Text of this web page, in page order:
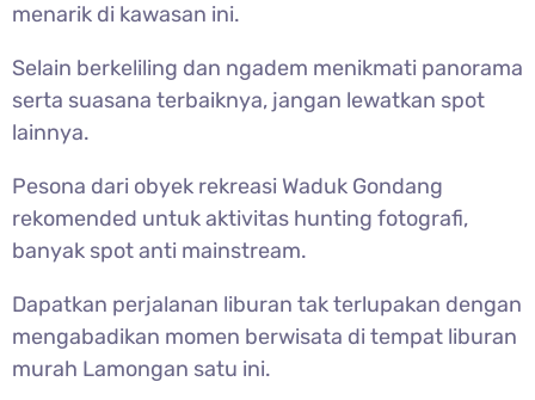
menarik di kawasan ini.
Selain berkeliling dan ngadem menikmati panorama
serta suasana terbaiknya, jangan lewatkan spot
lainnya.
Pesona dari obyek rekreasi Waduk Gondang
rekomended untuk aktivitas hunting fotografi,
banyak spot anti mainstream.
Dapatkan perjalanan liburan tak terlupakan dengan
mengabadikan momen berwisata di tempat liburan
murah Lamongan satu ini.